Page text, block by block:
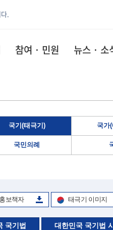
.
참여 · 민원 뉴스 · 소
국기(태극기) 국가
국민의례
보책자 태극기 이미지
국기법 대한민국 국기법